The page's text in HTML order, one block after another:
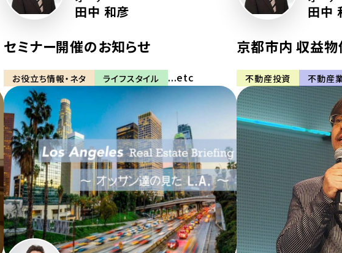
田中 和彦
セミナー開催のお知らせ
お役立ち情報・ネタ ライフスタイル ...etc
田中
京都市内 収益
不動産投資 不動産